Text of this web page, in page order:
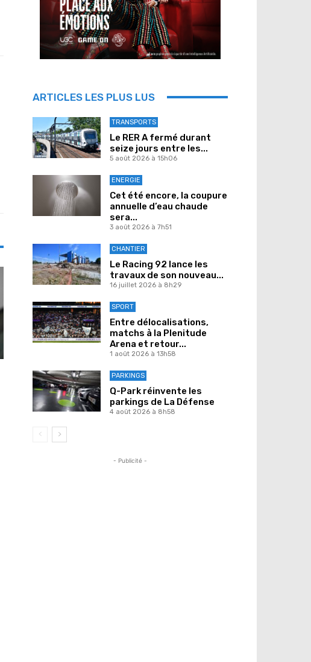
ARTICLES LES PLUS LUS
TRANSPORTS
Le RER A fermé durant
seize jours entre les...
5 août 2026 à 15h06
ENERGIE
Cet été encore, la coupure
annuelle d’eau chaude
sera...
3 août 2026 à 7h51
CHANTIER
Le Racing 92 lance les
travaux de son nouveau...
16 juillet 2026 à 8h29
SPORT
Entre délocalisations,
matchs à la Plenitude
Arena et retour...
1 août 2026 à 13h58
PARKINGS
Q-Park réinvente les
parkings de La Défense
4 août 2026 à 8h58
- Publicité -